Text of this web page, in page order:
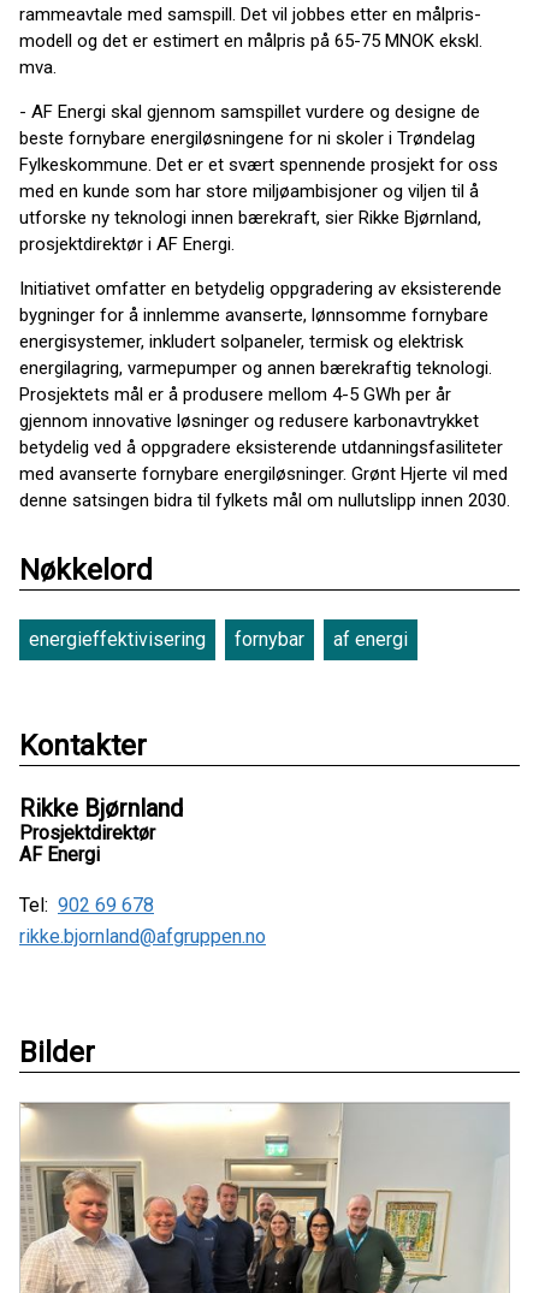
rammeavtale med samspill. Det vil jobbes etter en målpris-
modell og det er estimert en målpris på 65-75 MNOK ekskl.
mva.
- AF Energi skal gjennom samspillet vurdere og designe de
beste fornybare energiløsningene for ni skoler i Trøndelag
Fylkeskommune. Det er et svært spennende prosjekt for oss
med en kunde som har store miljøambisjoner og viljen til å
utforske ny teknologi innen bærekraft, sier Rikke Bjørnland,
prosjektdirektør i AF Energi.
Initiativet omfatter en betydelig oppgradering av eksisterende
bygninger for å innlemme avanserte, lønnsomme fornybare
energisystemer, inkludert solpaneler, termisk og elektrisk
energilagring, varmepumper og annen bærekraftig teknologi.
Prosjektets mål er å produsere mellom 4-5 GWh per år
gjennom innovative løsninger og redusere karbonavtrykket
betydelig ved å oppgradere eksisterende utdanningsfasiliteter
med avanserte fornybare energiløsninger. Grønt Hjerte vil med
denne satsingen bidra til fylkets mål om nullutslipp innen 2030.
Nøkkelord
energieffektivisering fornybar af energi
Kontakter
Rikke Bjørnland
Prosjektdirektør
AF Energi
Tel: 902 69 678
rikke.bjornland@afgruppen.no
Bilder